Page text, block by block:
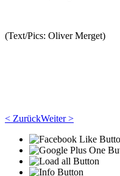
(Text/Pics: Oliver Merget)
< ZurückWeiter >